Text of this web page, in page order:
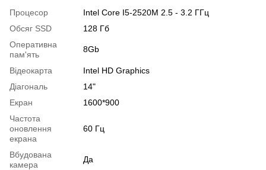
Процесор
Intel Core I5-2520M 2.5 - 3.2 ГГц
Обсяг SSD
128 Гб
Оперативна
пам'ять
8Gb
Відеокарта
Intel HD Graphics
Діагональ
14"
Екран
1600*900
Частота
оновлення
екрана
60 Гц
Вбудована
камера
Да